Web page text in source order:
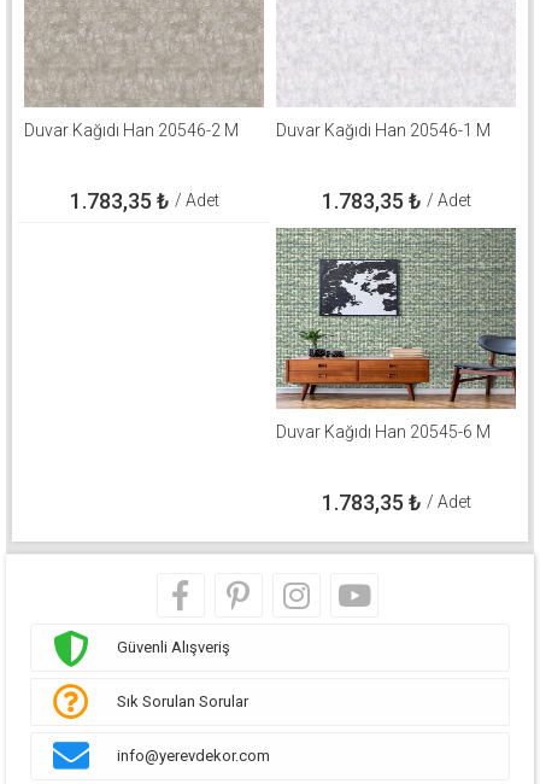
Duvar Kağıdı Han 20546-2 M
1.783,35 ₺ / Adet
Duvar Kağıdı Han 20546-1 M
1.783,35 ₺ / Adet
Duvar Kağıdı Han 20545-6 M
1.783,35 ₺ / Adet
Güvenli Alışveriş
Sık Sorulan Sorular
info@yerevdekor.com